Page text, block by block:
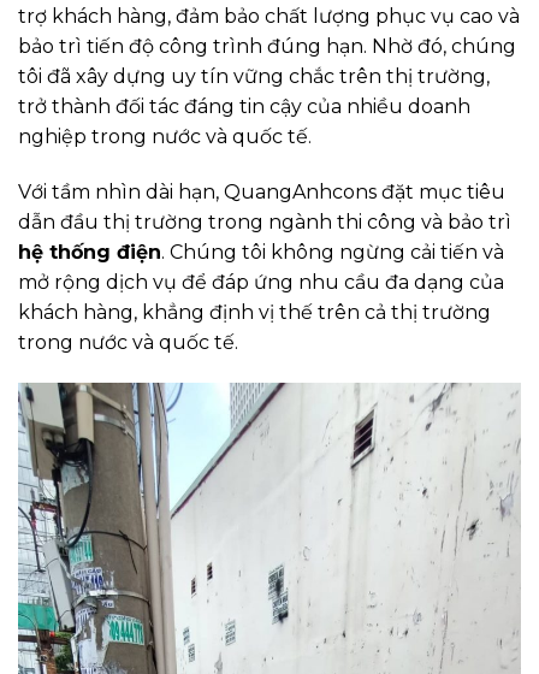
trợ khách hàng, đảm bảo chất lượng phục vụ cao và
bảo trì tiến độ công trình đúng hạn. Nhờ đó, chúng
tôi đã xây dựng uy tín vững chắc trên thị trường,
trở thành đối tác đáng tin cậy của nhiều doanh
nghiệp trong nước và quốc tế.
Với tầm nhìn dài hạn, QuangAnhcons đặt mục tiêu
dẫn đầu thị trường trong ngành thi công và bảo trì
hệ thống điện. Chúng tôi không ngừng cải tiến và
mở rộng dịch vụ để đáp ứng nhu cầu đa dạng của
khách hàng, khẳng định vị thế trên cả thị trường
trong nước và quốc tế.